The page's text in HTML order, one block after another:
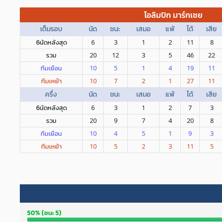
โอลิมปิก มาร์กเซย
เต็มรอบ นัด ชนะ เสมอ แพ้ ได้ เสีย
6นัดหลังสุด 6 3 1 2 11 8
รวม 20 12 3 5 46 22
ทีมเยือน 10 5 1 4 19 11
ทีมเหย้า 10 7 2 1 27 11
ครึ่ง นัด ชนะ เสมอ แพ้ ได้ เสีย
6นัดหลังสุด 6 3 1 2 7 3
รวม 20 9 7 4 20 8
ทีมเยือน 10 4 5 1 9 3
ทีมเหย้า 10 5 2 3 11 5
50% (ชนะ 5)